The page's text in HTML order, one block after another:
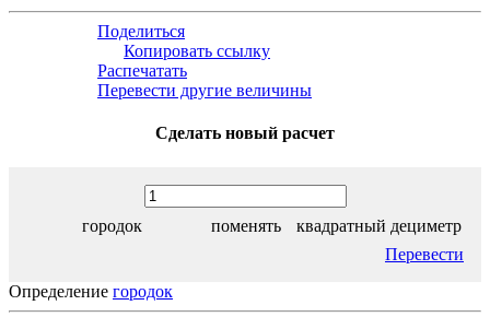
Поделиться
Копировать ссылку
Распечатать
Перевести другие величины
Сделать новый расчет
городок поменять
квадратный дециметр
Перевести
Определение городок